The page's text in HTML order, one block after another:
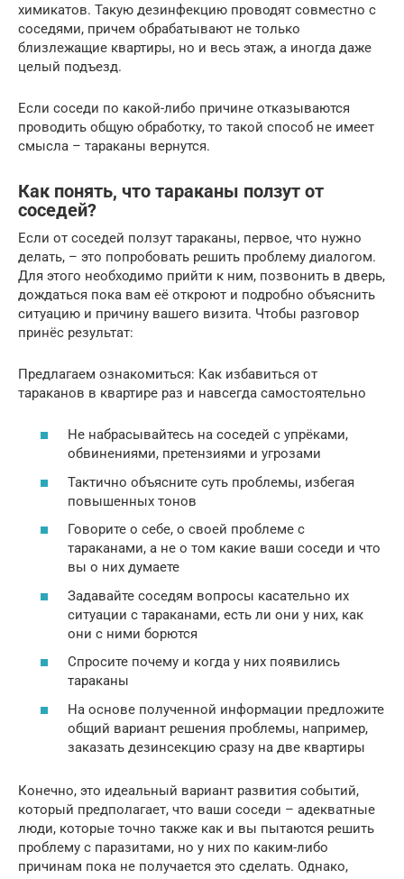
химикатов. Такую дезинфекцию проводят совместно с
соседями, причем обрабатывают не только
близлежащие квартиры, но и весь этаж, а иногда даже
целый подъезд.
Если соседи по какой-либо причине отказываются
проводить общую обработку, то такой способ не имеет
смысла – тараканы вернутся.
Как понять, что тараканы ползут от
соседей?
Если от соседей ползут тараканы, первое, что нужно
делать, – это попробовать решить проблему диалогом.
Для этого необходимо прийти к ним, позвонить в дверь,
дождаться пока вам её откроют и подробно объяснить
ситуацию и причину вашего визита. Чтобы разговор
принёс результат:
Предлагаем ознакомиться: Как избавиться от
тараканов в квартире раз и навсегда самостоятельно
Не набрасывайтесь на соседей с упрёками,
обвинениями, претензиями и угрозами
Тактично объясните суть проблемы, избегая
повышенных тонов
Говорите о себе, о своей проблеме с
тараканами, а не о том какие ваши соседи и что
вы о них думаете
Задавайте соседям вопросы касательно их
ситуации с тараканами, есть ли они у них, как
они с ними борются
Спросите почему и когда у них появились
тараканы
На основе полученной информации предложите
общий вариант решения проблемы, например,
заказать дезинсекцию сразу на две квартиры
Конечно, это идеальный вариант развития событий,
который предполагает, что ваши соседи – адекватные
люди, которые точно также как и вы пытаются решить
проблему с паразитами, но у них по каким-либо
причинам пока не получается это сделать. Однако,